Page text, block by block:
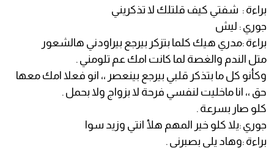
براءة : شفتي كيف قلتلك لا تذكريني
جوري : ليش
براءة :مدري هيك كلما بتزكر بيرجع بيراودني هالشعور
متل الندم والغصة لما كانت امك عم تلومني .
وكأنو كل ما بتذكر قلبي بيرجع بينعصر ،، انو فعلا امك معها
حق ،، انا ماخليت لنفسي فرحة لا بزواج ولا بحمل .
كلو صار بسرعة .
جوري :يلا كلو خير المهم هلأ انتي وزيد سوا
براءة :وهاد يلي بصبرني .